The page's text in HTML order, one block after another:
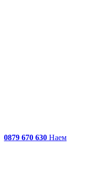
0879 670 630 Наем